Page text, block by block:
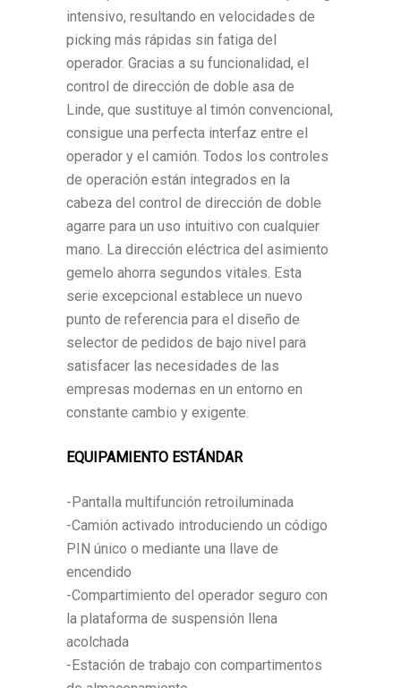
intensivo, resultando en velocidades de
picking más rápidas sin fatiga del
operador. Gracias a su funcionalidad, el
control de dirección de doble asa de
Linde, que sustituye al timón convencional,
consigue una perfecta interfaz entre el
operador y el camión. Todos los controles
de operación están integrados en la
cabeza del control de dirección de doble
agarre para un uso intuitivo con cualquier
mano. La dirección eléctrica del asimiento
gemelo ahorra segundos vitales. Esta
serie excepcional establece un nuevo
punto de referencia para el diseño de
selector de pedidos de bajo nivel para
satisfacer las necesidades de las
empresas modernas en un entorno en
constante cambio y exigente.
EQUIPAMIENTO ESTÁNDAR
-Pantalla multifunción retroiluminada
-Camión activado introduciendo un código
PIN único o mediante una llave de
encendido
-Compartimiento del operador seguro con
la plataforma de suspensión llena
acolchada
-Estación de trabajo con compartimentos